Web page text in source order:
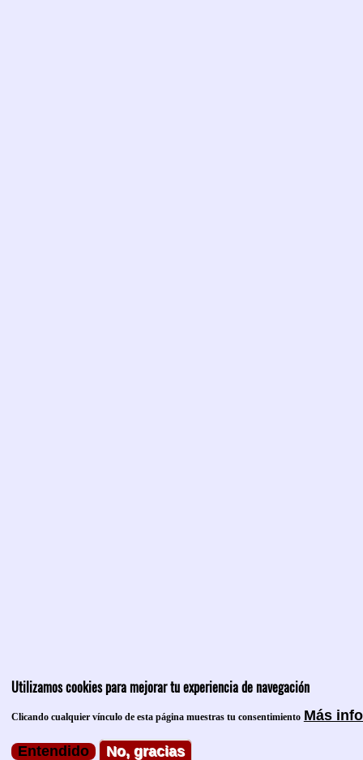
Utilizamos cookies para mejorar tu experiencia de navegación
Clicando cualquier vínculo de esta página muestras tu consentimiento Más
Entendido No, gracias